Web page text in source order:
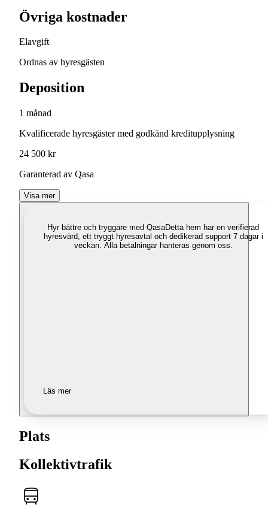
Övriga kostnader
Elavgift
Ordnas av hyresgästen
Deposition
1 månad
Kvalificerade hyresgäster med godkänd kreditupplysning
24 500 kr
Garanterad av Qasa
Visa mer
Hyr bättre och tryggare med QasaDetta hem har en verifierad
hyresvärd, ett tryggt hyresavtal och dedikerad support 7 dagar i
veckan. Alla betalningar hanteras genom oss.
Läs mer
Plats
Kollektivtrafik